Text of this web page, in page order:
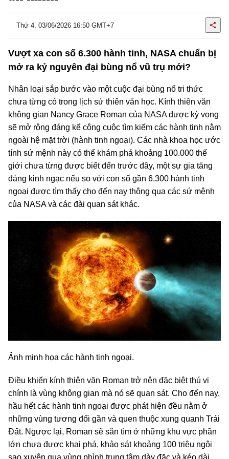
Thứ 4, 03/06/2026 16:50 GMT+7
Vượt xa con số 6.300 hành tinh, NASA chuẩn bị
mở ra kỷ nguyên đại bùng nổ vũ trụ mới?
Nhân loại sắp bước vào một cuộc đại bùng nổ tri thức
chưa từng có trong lịch sử thiên văn học. Kính thiên văn
không gian Nancy Grace Roman của NASA được kỳ vọng
sẽ mở rộng đáng kể công cuộc tìm kiếm các hành tinh nằm
ngoài hệ mặt trời (hành tinh ngoại). Các nhà khoa học ước
tính sứ mệnh này có thể khám phá khoảng 100.000 thế
giới chưa từng được biết đến trước đây, một sự gia tăng
đáng kinh ngạc nếu so với con số gần 6.300 hành tinh
ngoại được tìm thấy cho đến nay thông qua các sứ mệnh
của NASA và các đài quan sát khác.
Ảnh minh họa các hành tinh ngoại.
Điều khiến kính thiên văn Roman trở nên đặc biệt thú vị
chính là vùng không gian mà nó sẽ quan sát. Cho đến nay,
hầu hết các hành tinh ngoại được phát hiện đều nằm ở
những vùng tương đối gần và quen thuộc xung quanh Trái
Đất. Ngược lại, Roman sẽ săn tìm ở những khu vực phần
lớn chưa được khai phá, khảo sát khoảng 100 triệu ngôi
sao xuyên qua vùng phình trung tâm dày đặc và kéo dài